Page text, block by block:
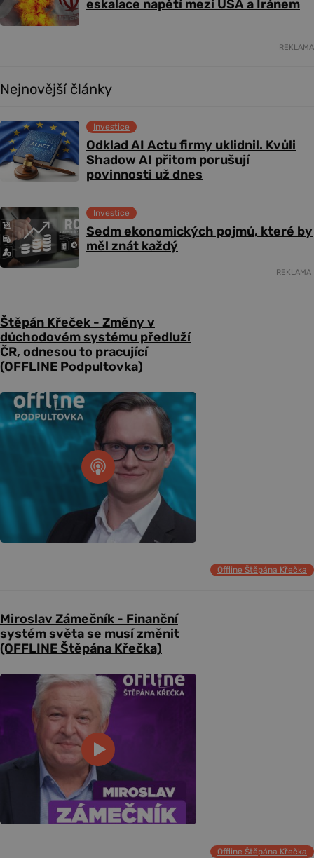
eskalace napětí mezi USA a Íránem
REKLAMA
Nejnovější články
Odklad AI Actu firmy uklidnil. Kvůli
Shadow AI přitom porušují
povinnosti už dnes
Investice
Sedm ekonomických pojmů, které by
měl znát každý
Investice
REKLAMA
Štěpán Křeček - Změny v
důchodovém systému předluží
ČR, odnesou to pracující
(OFFLINE Podpultovka)
Offline Štěpána Křečka
Miroslav Zámečník - Finanční
systém světa se musí změnit
(OFFLINE Štěpána Křečka)
Offline Štěpána Křečka